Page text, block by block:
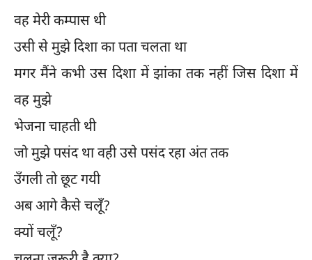
वह मेरी कम्पास थी
उसी से मुझे दिशा का पता चलता था
मगर मैंने कभी उस दिशा में झांका तक नहीं जिस दिशा में
वह मुझे
भेजना चाहती थी
जो मुझे पसंद था वही उसे पसंद रहा अंत तक
उँगली तो छूट गयी
अब आगे कैसे चलूँ?
क्यों चलूँ?